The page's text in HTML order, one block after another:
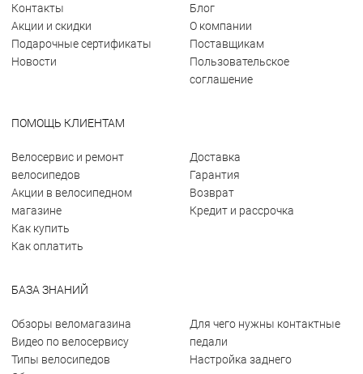
Контакты
Акции и скидки
Подарочные сертификаты
Новости
Блог
О компании
Поставщикам
Пользовательское
соглашение
ПОМОЩЬ КЛИЕНТАМ
Велосервис и ремонт
велосипедов
Акции в велосипедном
магазине
Как купить
Как оплатить
Доставка
Гарантия
Возврат
Кредит и рассрочка
БАЗА ЗНАНИЙ
Обзоры веломагазина
Видео по велосервису
Типы велосипедов
Для чего нужны контактные
педали
Настройка заднего